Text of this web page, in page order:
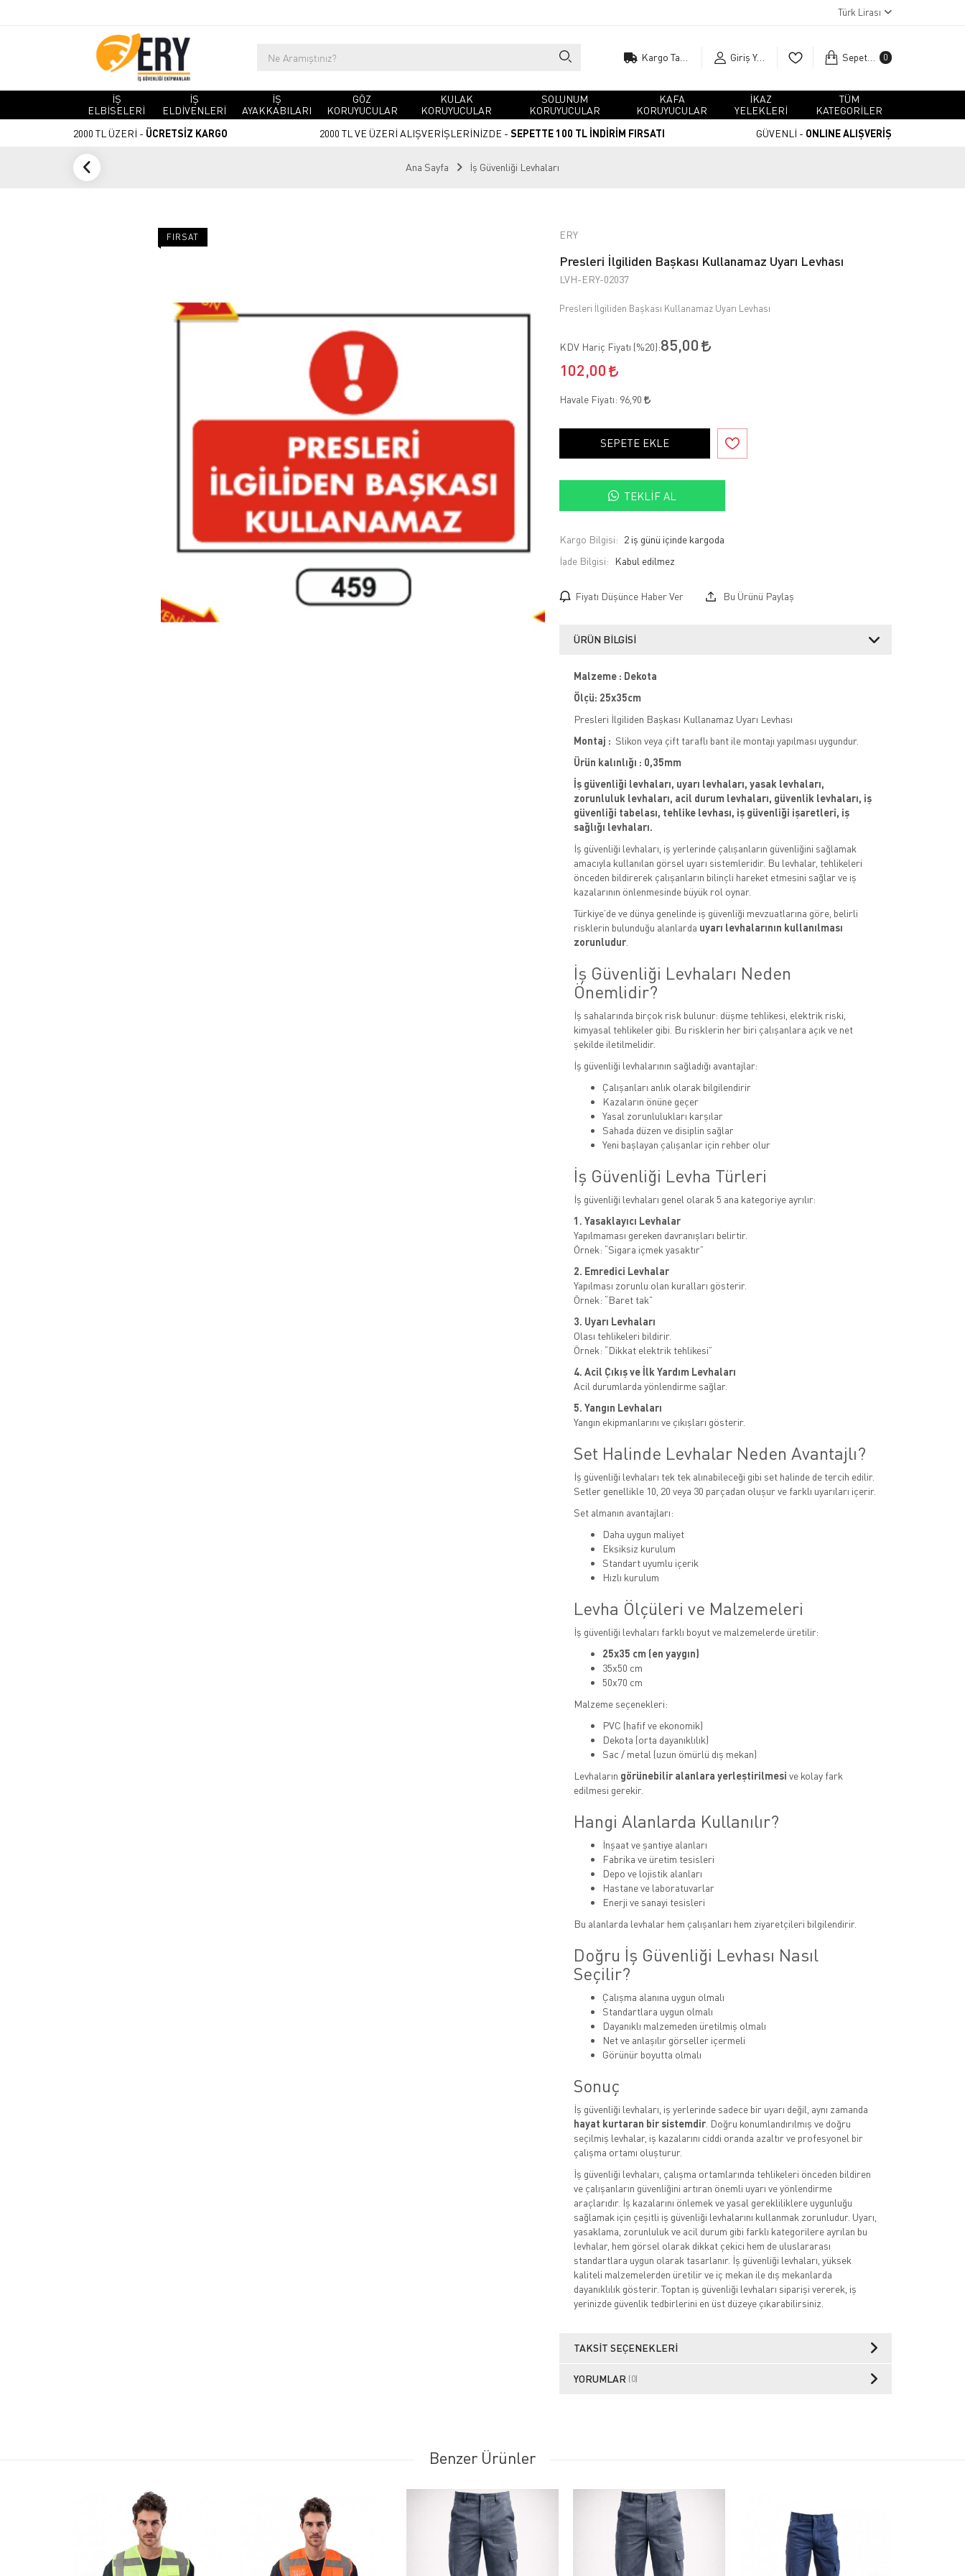
Türk Lirası
Giriş Yap Sepetim 0
İŞ
ELBİSELERİ
İŞ
ELDİVENLERİ
İŞ
AYAKKABILARI
GÖZ
KORUYUCULAR
KULAK
KORUYUCULAR
SOLUNUM
KORUYUCULAR
KAFA
KORUYUCULAR
İKAZ
YELEKLERİ
TÜM
KATEGORİLER
2000 TL ÜZERİ - ÜCRETSİZ KARGO 2000 TL VE ÜZERİ ALIŞVERİŞLERİNİZDE - SEPETTE 100 TL İNDİRİM FIRSATI GÜVENLİ - ONLINE ALIŞVERİŞ
Ana Sayfa İş Güvenliği Levhaları
FIRSAT ERY
Presleri İlgiliden Başkası Kullanamaz Uyarı Levhası
LVH-ERY-02037
Presleri İlgiliden Başkası Kullanamaz Uyarı Levhası
KDV Hariç Fiyatı (%20):85,00
102,00
Havale Fiyatı: 96,90
SEPETE EKLE
TEKLIF AL
Kargo Bilgisi: 2 iş günü içinde kargoda
İade Bilgisi:
Fiyatı Düşünce Haber Ver Bu Ürünü Paylaş
ÜRÜN BILGISI
Malzeme : Dekota
Ölçü: 25x35cm
Presleri İlgiliden Başkası Kullanamaz Uyarı Levhası
Montaj : Slikon veya çift taraflı bant ile montajı yapılması uygundur.
Ürün kalınlığı : 0,35mm
İş güvenliği levhaları, uyarı levhaları, yasak levhaları,
zorunluluk levhaları, acil durum levhaları, güvenlik levhaları, iş
güvenliği tabelası, tehlike levhası, iş güvenliği işaretleri, iş
sağlığı levhaları.
İş güvenliği levhaları, iş yerlerinde çalışanların güvenliğini sağlamak
amacıyla kullanılan görsel uyarı sistemleridir. Bu levhalar, tehlikeleri
önceden bildirerek çalışanların bilinçli hareket etmesini sağlar ve iş
kazalarının önlenmesinde büyük rol oynar.
Türkiye’de ve dünya genelinde iş güvenliği mevzuatlarına göre, belirli
risklerin bulunduğu alanlarda uyarı levhalarının kullanılması
zorunludur.
İş Güvenliği Levhaları Neden
Önemlidir?
İş sahalarında birçok risk bulunur: düşme tehlikesi, elektrik riski,
kimyasal tehlikeler gibi. Bu risklerin her biri çalışanlara açık ve net
şekilde iletilmelidir.
İş güvenliği levhalarının sağladığı avantajlar:
Çalışanları anlık olarak bilgilendirir
Kazaların önüne geçer
Yasal zorunlulukları karşılar
Sahada düzen ve disiplin sağlar
Yeni başlayan çalışanlar için rehber olur
İş Güvenliği Levha Türleri
İş güvenliği levhaları genel olarak 5 ana kategoriye ayrılır:
1. Yasaklayıcı Levhalar
Yapılmaması gereken davranışları belirtir.
Örnek: “Sigara içmek yasaktır”
2. Emredici Levhalar
Yapılması zorunlu olan kuralları gösterir.
Örnek: “Baret tak”
3. Uyarı Levhaları
Olası tehlikeleri bildirir.
Örnek: “Dikkat elektrik tehlikesi”
4. Acil Çıkış ve İlk Yardım Levhaları
Acil durumlarda yönlendirme sağlar.
5. Yangın Levhaları
Yangın ekipmanlarını ve çıkışları gösterir.
Set Halinde Levhalar Neden Avantajlı?
İş güvenliği levhaları tek tek alınabileceği gibi set halinde de tercih edilir.
Setler genellikle 10, 20 veya 30 parçadan oluşur ve farklı uyarıları içerir.
Set almanın avantajları:
Daha uygun maliyet
Eksiksiz kurulum
Standart uyumlu içerik
Hızlı kurulum
Levha Ölçüleri ve Malzemeleri
İş güvenliği levhaları farklı boyut ve malzemelerde üretilir:
25x35 cm (en yaygın)
35x50 cm
50x70 cm
Malzeme seçenekleri:
PVC (hafif ve ekonomik)
Dekota (orta dayanıklılık)
Sac / metal (uzun ömürlü dış mekan)
Levhaların görünebilir alanlara yerleştirilmesi ve kolay fark
edilmesi gerekir.
Hangi Alanlarda Kullanılır?
İnşaat ve şantiye alanları
Fabrika ve üretim tesisleri
Depo ve lojistik alanları
Hastane ve laboratuvarlar
Enerji ve sanayi tesisleri
Bu alanlarda levhalar hem çalışanları hem ziyaretçileri bilgilendirir.
Doğru İş Güvenliği Levhası Nasıl
Seçilir?
Çalışma alanına uygun olmalı
Standartlara uygun olmalı
Dayanıklı malzemeden üretilmiş olmalı
Net ve anlaşılır görseller içermeli
Görünür boyutta olmalı
Sonuç
İş güvenliği levhaları, iş yerlerinde sadece bir uyarı değil, aynı zamanda
hayat kurtaran bir sistemdir. Doğru konumlandırılmış ve doğru
seçilmiş levhalar, iş kazalarını ciddi oranda azaltır ve profesyonel bir
çalışma ortamı oluşturur.
İş güvenliği levhaları, çalışma ortamlarında tehlikeleri önceden bildiren
ve çalışanların güvenliğini artıran önemli uyarı ve yönlendirme
araçlarıdır. İş kazalarını önlemek ve yasal gerekliliklere uygunluğu
sağlamak için çeşitli iş güvenliği levhalarını kullanmak zorunludur. Uyarı,
yasaklama, zorunluluk ve acil durum gibi farklı kategorilere ayrılan bu
levhalar, hem görsel olarak dikkat çekici hem de uluslararası
standartlara uygun olarak tasarlanır. İş güvenliği levhaları, yüksek
kaliteli malzemelerden üretilir ve iç mekan ile dış mekanlarda
dayanıklılık gösterir. Toptan iş güvenliği levhaları siparişi vererek, iş
yerinizde güvenlik tedbirlerini en üst düzeye çıkarabilirsiniz.
TAKSIT SEÇENEKLERI
YORUMLAR (0)
Benzer Ürünler